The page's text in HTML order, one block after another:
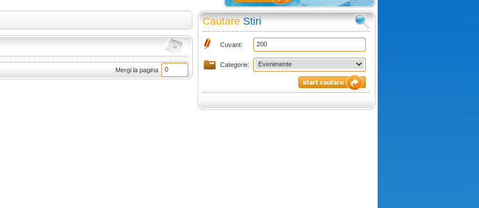
Mergi la pagina
CautareStiri
Cuvant:
Categorie: